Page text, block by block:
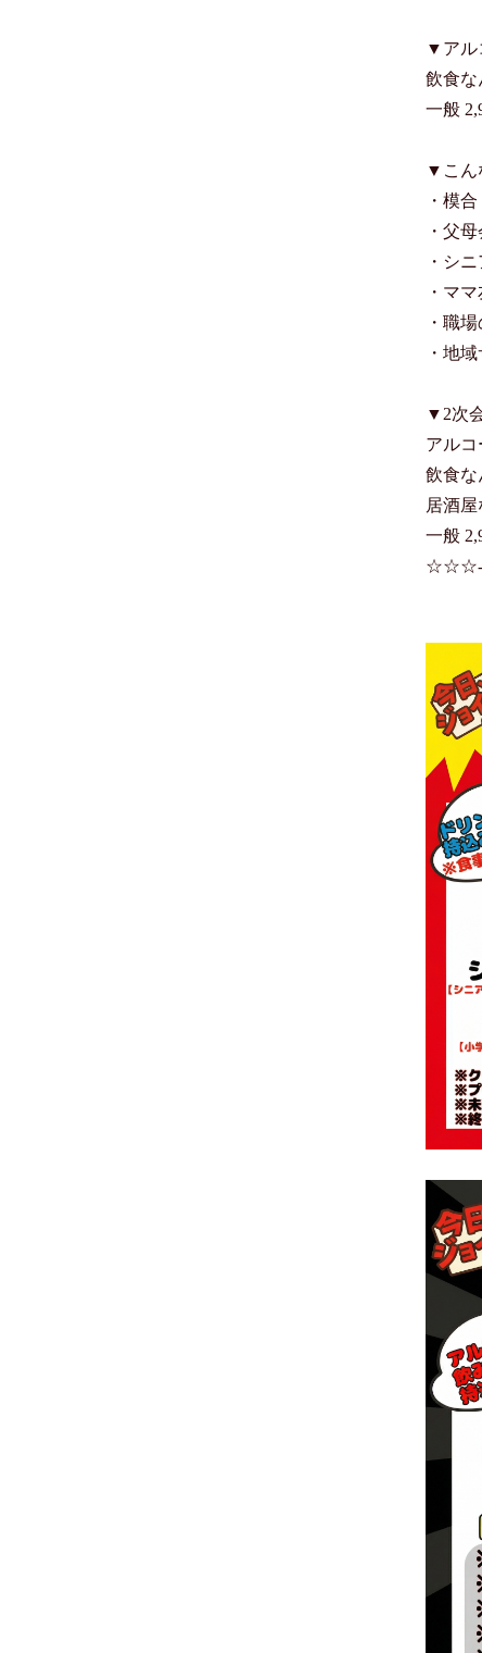
▼アル
飲食な
一般
▼こん
・模合
・父母
・シ
・マ
・職
・地
▼2次
アル
飲食な
居酒
一般